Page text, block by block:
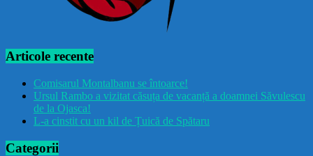
Articole recente
Comisarul Montalbanu se întoarce!
Ursul Rambo a vizitat căsuța de vacanță a doamnei Săvulescu
de la Ojasca!
L-a cinstit cu un kil de Țuică de Spătaru
Categorii